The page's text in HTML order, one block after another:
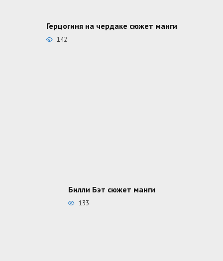
Герцогиня на чердаке сюжет манги
142
Билли Бэт сюжет манги
133